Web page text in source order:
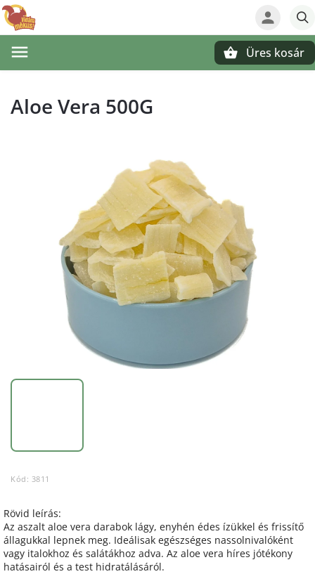
Üres kosár
Aloe Vera 500G
Kód: 3811
Rövid leírás:
Az aszalt aloe vera darabok lágy, enyhén édes ízükkel és frissítő
állagukkal lepnek meg. Ideálisak egészséges nassolnivalóként
vagy italokhoz és salátákhoz adva. Az aloe vera híres jótékony
hatásairól és a test hidratálásáról.